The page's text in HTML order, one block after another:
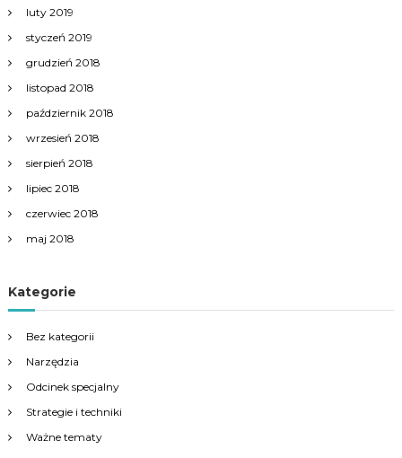
luty 2019
styczeń 2019
grudzień 2018
listopad 2018
październik 2018
wrzesień 2018
sierpień 2018
lipiec 2018
czerwiec 2018
maj 2018
Kategorie
Bez kategorii
Narzędzia
Odcinek specjalny
Strategie i techniki
Ważne tematy